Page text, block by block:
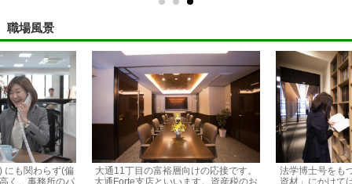
職場風景
にも関わらず(偏
大通11丁目の富裕層向けの応接です。
法学博士号をも